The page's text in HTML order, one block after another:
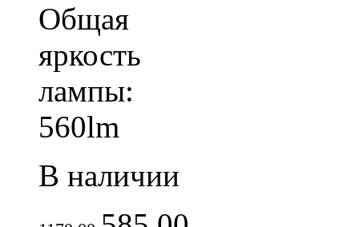
Общая
яркость
лампы:
560lm
В наличии